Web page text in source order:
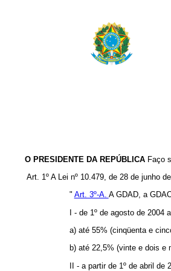
O PRESIDENTE DA REPÚBLICA Faço
Art. 1º A Lei nº 10.479, de 28 de junho
" Art. 3º-A. A GDAD, a
I - de 1º de agosto de 2004
a) até 55% (cinqüenta e
b) até 22,5% (vinte e dois e
II - a partir de 1º de abril de